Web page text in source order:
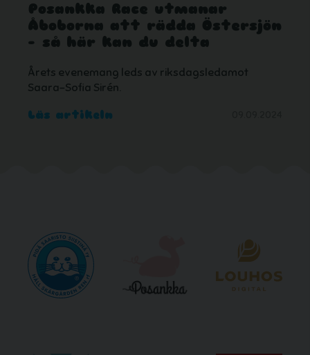
Posankka Race utmanar
Åboborna att rädda Östersjön
– så här kan du delta
Årets evenemang leds av riksdagsledamot
Saara-Sofia Sirén.
Läs artikeln